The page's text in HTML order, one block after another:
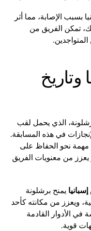
بسبب الإصابة، مما أثر
تمكن الفريق من
المتواجدين.
وتاريخ
الذي يحمل لقب
في هذه المسابقة.
نحو الحفاظ على
يعزز من معنويات الفريق
يمنح برشلونة
ويعزز من مكانته كأحد
في الأدوار القادمة
قوية.